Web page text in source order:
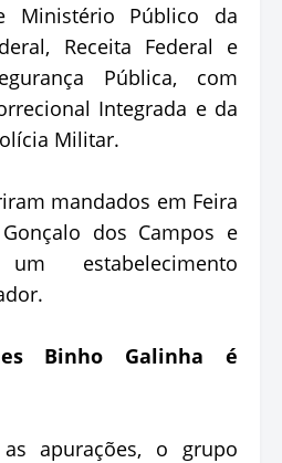
Ministério Público da
Receita Federal e
Pública, com
Integrada e da
Militar.
mandados em Feira
dos Campos e
estabelecimento
Binho Galinha é
apurações, o grupo